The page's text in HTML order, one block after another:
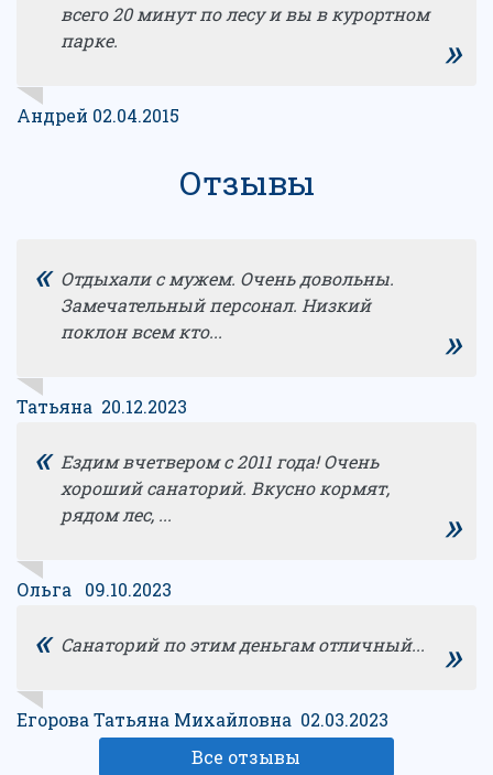
всего 20 минут по лесу и вы в курортном
парке.
»
Андрей 02.04.2015
Отзывы
« Отдыхали с мужем. Очень довольны.
Замечательный персонал. Низкий
поклон всем кто...
»
Татьяна 20.12.2023
« Ездим вчетвером с 2011 года! Очень
хороший санаторий. Вкусно кормят,
рядом лес, ...
»
Ольга 09.10.2023
« Санаторий по этим деньгам отличный... »
Егорова Татьяна Михайловна 02.03.2023
Все отзывы